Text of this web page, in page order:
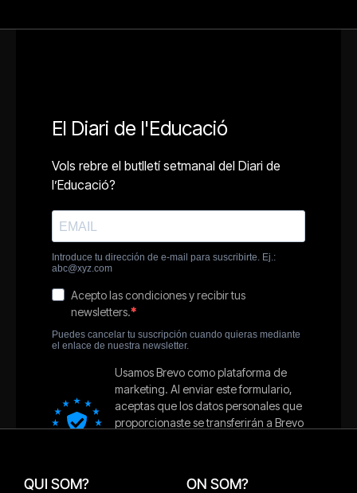
QUI SOM? ON SOM?